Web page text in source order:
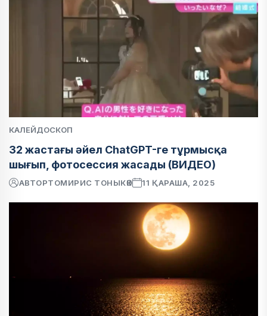
КАЛЕЙДОСКОП
32 жастағы әйел ChatGPT-ге тұрмысқа
шығып, фотосессия жасады (ВИДЕО)
АВТОРТОМИРИС ТОНЫКӨК 11 ҚАРАША, 2025